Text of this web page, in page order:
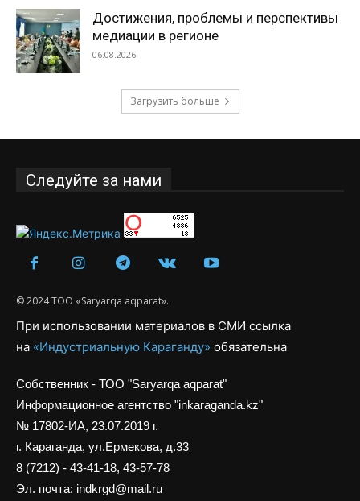
Достижения, проблемы и перспективы
медиации в регионе
06.08.2026
Загрузить больше
Следуйте за нами
© 2024 ТОО «Saryarqa aqparat».
При использовании материалов в СМИ ссылка
на «Индустриальную Караганду» обязательна
Собственник - ТОО "Saryarqa aqparat"
Информационное агентство "inkaraganda.kz"
№ 17802-ИА, 23.07.2019 г.
г. Караганда, ул.Ермекова, д.33
8 (7212) - 43-41-18, 43-57-78
Эл. почта: indkrgd@mail.ru